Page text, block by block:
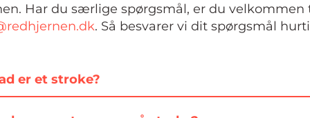
Har du særlige spørgsmål, er du velkommen
. Så besvarer vi dit spørgsmål
er et stroke?